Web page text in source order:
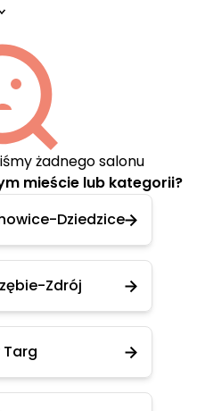
żadnego salonu
mieście lub kategorii?
Dziedzice
Zdrój
Targ